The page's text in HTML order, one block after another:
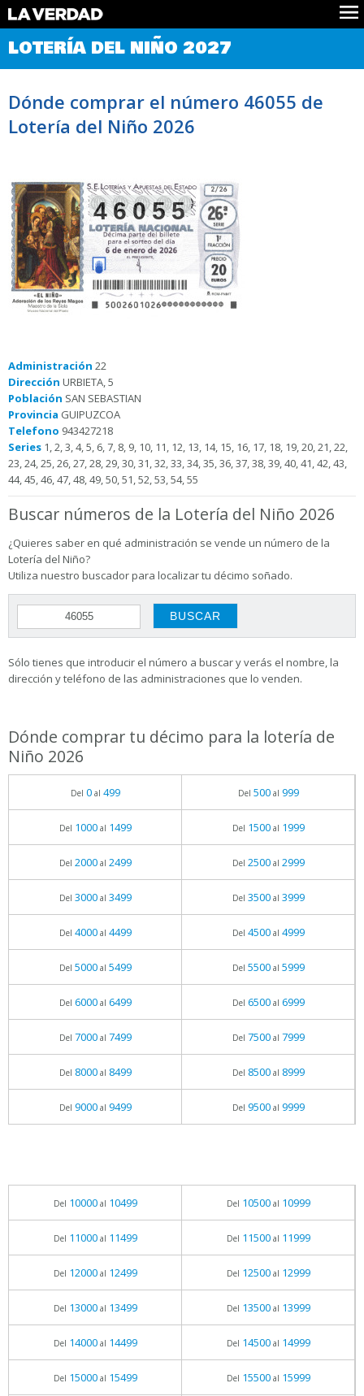
Comprobar Loteria del Niño
Premios
Noticias
Datos
LOTERÍA DEL NIÑO 2027
Dónde comprar el número 46055 de
Lotería del Niño 2026
46055
Administración 22
Dirección URBIETA, 5
Población SAN SEBASTIAN
Provincia GUIPUZCOA
Telefono 943427218
Series 1, 2, 3, 4, 5, 6, 7, 8, 9, 10, 11, 12, 13, 14, 15, 16, 17, 18, 19, 20, 21, 22,
23, 24, 25, 26, 27, 28, 29, 30, 31, 32, 33, 34, 35, 36, 37, 38, 39, 40, 41, 42, 43,
44, 45, 46, 47, 48, 49, 50, 51, 52, 53, 54, 55
Buscar números de la Lotería del Niño 2026
¿Quieres saber en qué administración se vende un número de la
Lotería del Niño?
Utiliza nuestro buscador para localizar tu décimo soñado.
Sólo tienes que introducir el número a buscar y verás el nombre, la
dirección y teléfono de las administraciones que lo venden.
Dónde comprar tu décimo para la lotería de
Niño 2026
Del 0al 499 Del 500al 999
Del 1000al 1499 Del 1500al 1999
Del 2000al 2499 Del 2500al 2999
Del 3000al 3499 Del 3500al 3999
Del 4000al 4499 Del 4500al 4999
Del 5000al 5499 Del 5500al 5999
Del 6000al 6499 Del 6500al 6999
Del 7000al 7499 Del 7500al 7999
Del 8000al 8499 Del 8500al 8999
Del 9000al 9499 Del 9500al 9999
Del 10000al 10499 Del 10500al 10999
Del 11000al 11499 Del 11500al 11999
Del 12000al 12499 Del 12500al 12999
Del 13000al 13499 Del 13500al 13999
Del 14000al 14499 Del 14500al 14999
Del 15000al 15499 Del 15500al 15999